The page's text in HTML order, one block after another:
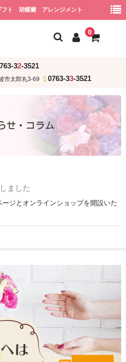
ト 胡蝶蘭 アレンジメント
0
32-3521
市太郎丸3-69 0763-33-3521
せ・コラム
ました
ジとオンラインショップを開設いた